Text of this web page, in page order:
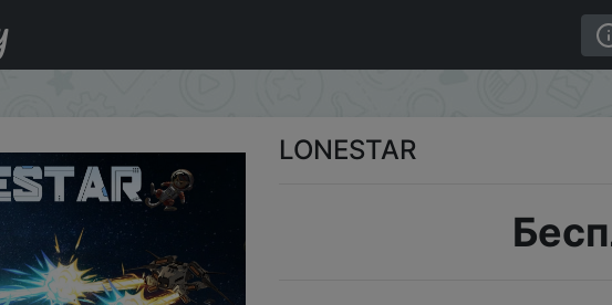
LONESTAR